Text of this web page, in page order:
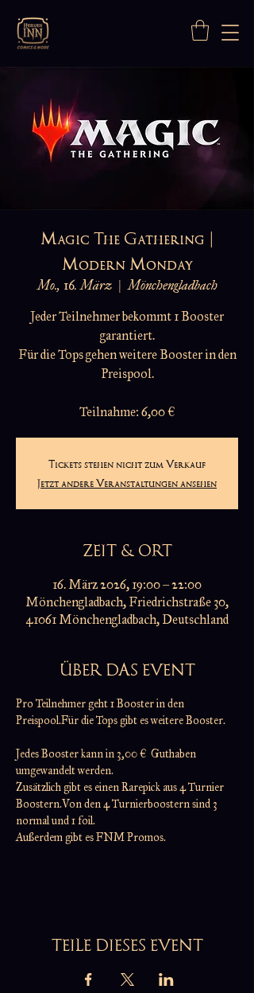
Magic The Gathering |
Modern Monday
Mo., 16. März
  |
Mönchengladbach
Jeder Teilnehmer bekommt 1 Booster
garantiert.
Für die Tops gehen weitere Booster in den
Preispool.
Teilnahme: 6,00 €
Tickets stehen nicht zum Verkauf
Jetzt andere Veranstaltungen ansehen
ZEIT & ORT
16. März 2026, 19:00 – 22:00
Mönchengladbach, Friedrichstraße 30,
41061 Mönchengladbach, Deutschland
ÜBER DAS EVENT
Pro Teilnehmer geht 1 Booster in den
Preispool.Für die Tops gibt es weitere Booster.
Jedes Booster kann in 3,00 €  Guthaben
umgewandelt werden.
Zusätzlich gibt es einen Rarepick aus 4 Turnier
Boostern.Von den 4 Turnierboostern sind 3
normal und 1 foil.
Außerdem gibt es FNM Promos.
TEILE DIESES EVENT